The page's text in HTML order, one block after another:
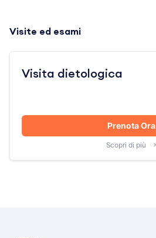
Visite ed esami
Visita dietologica
Prenota Ora
Scopri di più